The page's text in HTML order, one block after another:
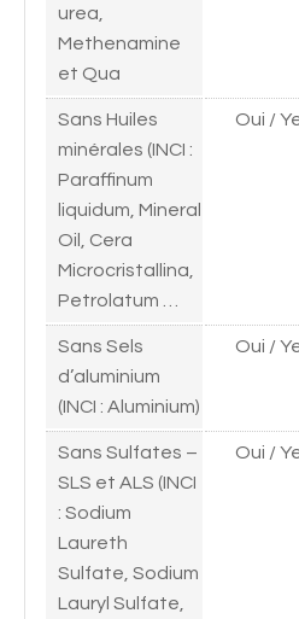
urea,
Methenamine
et Qua
Sans Huiles
minérales (INCI :
Paraffinum
liquidum, Mineral
Oil, Cera
Microcristallina,
Petrolatum …
Oui /
Sans Sels
d’aluminium
(INCI : Aluminium)
Oui /
Sans Sulfates –
SLS et ALS (INCI
: Sodium
Laureth
Sulfate, Sodium
Lauryl Sulfate,
Oui /